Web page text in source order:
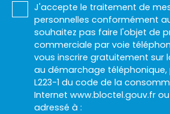
J'accepte le traitement de
personnelles conformément au
souhaitez pas faire l'objet de
commerciale par voie
vous inscrire gratuitement sur
au démarchage téléphonique,
L223-1 du code de la
Internet www.bloctel.gouv.fr
adressé à :